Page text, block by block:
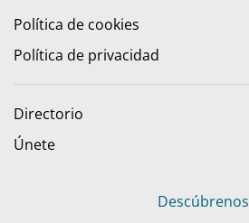
Política de cookies
Política de privacidad
Directorio
Únete
Descúbrenos